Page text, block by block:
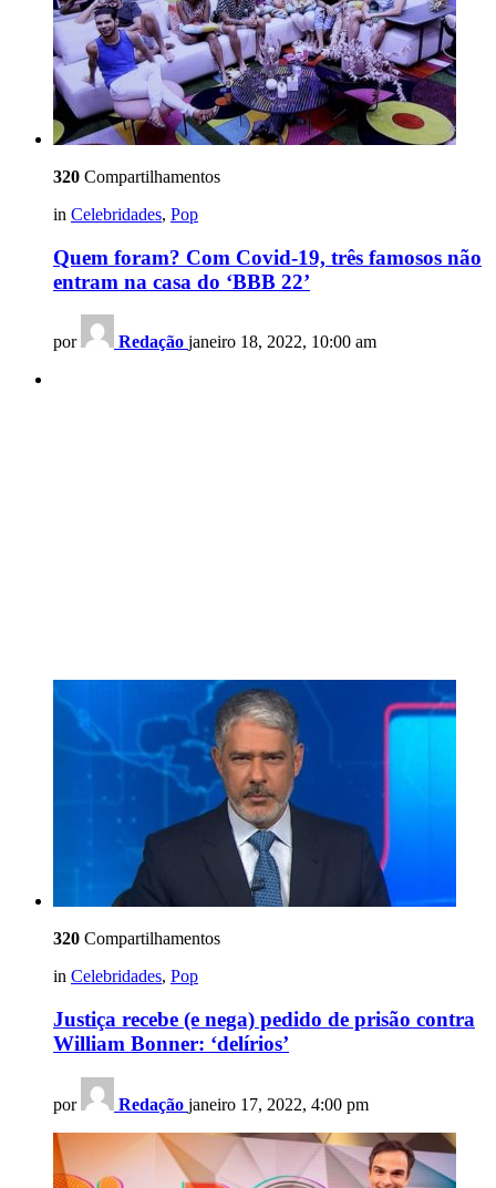
320 Compartilhamentos
in Celebridades, Pop
Quem foram? Com Covid-19, três famosos não
entram na casa do ‘BBB 22’
por Redação janeiro 18, 2022, 10:00 am
320 Compartilhamentos
in Celebridades, Pop
Justiça recebe (e nega) pedido de prisão contra
William Bonner: ‘delírios’
por Redação janeiro 17, 2022, 4:00 pm